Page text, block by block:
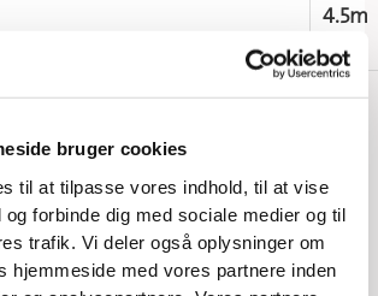
bruger cookies
til at tilpasse vores indhold, til at vise
og forbinde dig med sociale medier og til
trafik. Vi deler også oplysninger om
hjemmeside med vores partnere inden
4.5m
DKK